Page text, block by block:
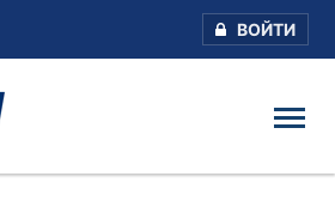
ВОЙТИ